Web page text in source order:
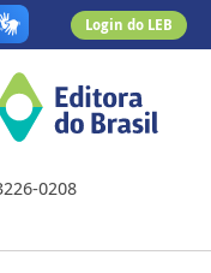
Login do LEB
0208